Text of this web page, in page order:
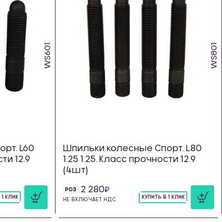
WS601
L60
12.9
КЛИК
WS801
Шпильки колесные Спорт. L80
1.25 1.25. Класс прочности 12.9
(4шт)
РОЗ 2 280
НЕ ВКЛЮЧАЕТ НДС КУПИТЬ В 1 КЛИК